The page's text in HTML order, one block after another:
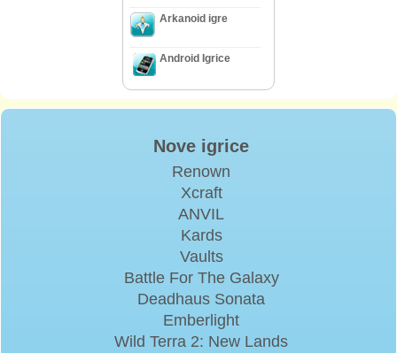
Arkanoid igre
Android Igrice
Nove igrice
Renown
Xcraft
ANVIL
Kards
Vaults
Battle For The Galaxy
Deadhaus Sonata
Emberlight
Wild Terra 2: New Lands